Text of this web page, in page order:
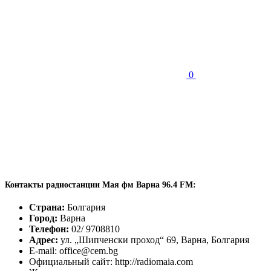
0
Контакты радиостанции Мая фм Варна 96.4 FM:
Страна: Болгария
Город: Варна
Телефон: 02/ 9708810
Адрес: ул. „Шипченски проход“ 69, Варна, Болгария
E-mail: office@cem.bg
Официальный сайт: http://radiomaia.com